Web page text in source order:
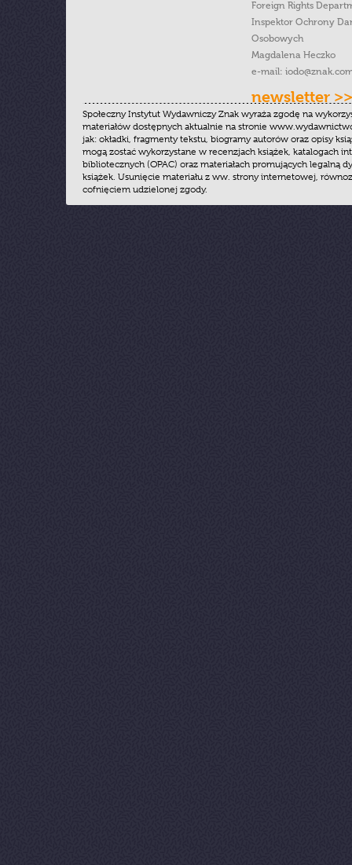
Foreign Rights
Inspektor Ochrony
Osobowych
Magdalena Heczko
e-mail:
newsletter >>
Społeczny Instytut Wydawniczy Znak wyraża zgodę na
materiałów dostępnych aktualnie na stronie
jak: okładki, fragmenty tekstu, biogramy autorów oraz opisy
mogą zostać wykorzystane w recenzjach książek, katalogach
bibliotecznych (OPAC) oraz materiałach promujących legalną
książek. Usunięcie materiału z ww. strony internetowej,
cofnięciem udzielonej zgody.